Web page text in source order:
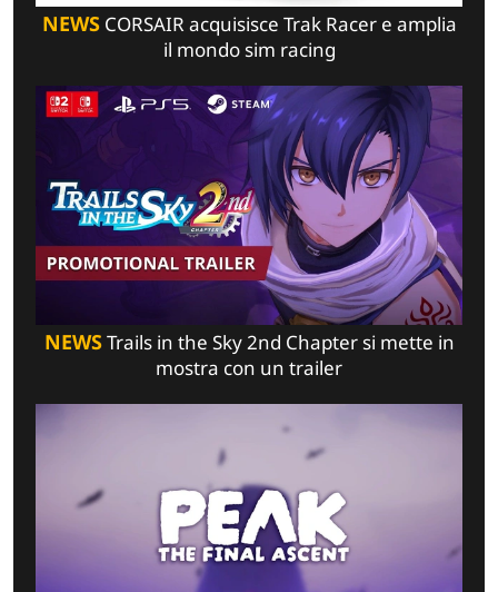
NEWSCORSAIR acquisisce Trak Racer e amplia
il mondo sim racing
NEWSTrails in the Sky 2nd Chapter si mette in
mostra con un trailer